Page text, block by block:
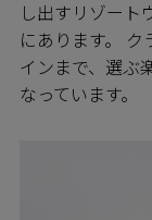
し出すリゾート
にあります。
インまで、選ぶ
なっています。